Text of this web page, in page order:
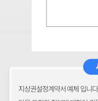
지상권설정계약서 예제 입니